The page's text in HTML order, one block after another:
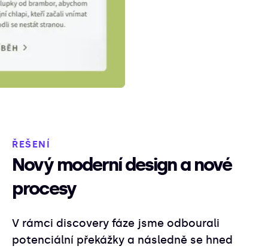
ŘEŠENÍ
Nový moderní design a nové
procesy
V rámci discovery fáze jsme odbourali
potenciální překážky a následně se hned